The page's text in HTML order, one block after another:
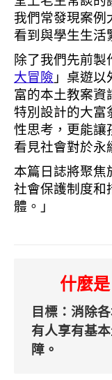
我們常發現案例
看到與學生生活
除了我們先前製
大冒險 」桌遊
富的本土教案資
特別設計的大富
性思考，更能讓
看見社會對於永
本篇日誌將聚焦
社會保護制度和
體。」
什麼
目標：消除
有人享有基
障。